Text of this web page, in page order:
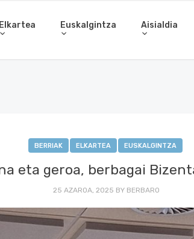
Elkartea Euskalgintza Aisialdia
BERRIAK ELKARTEA EUSKALGINTZA
eta geroa, berbagai
25 AZAROA, 2025 BY BERBARO